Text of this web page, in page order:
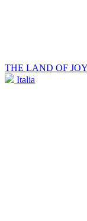
THE LAND OF JOY
Italia